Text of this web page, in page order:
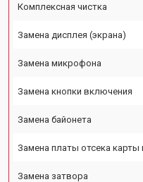
Комплексная чистка
Замена дисплея (экрана)
Замена микрофона
Замена кнопки включения
Замена байонета
Замена платы отсека карты
Замена затвора